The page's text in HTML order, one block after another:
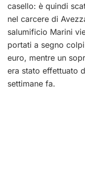
casello: è quindi
nel carcere di
salumificio Marini
portati a segno
euro, mentre un
era stato effettuato
settimane fa.